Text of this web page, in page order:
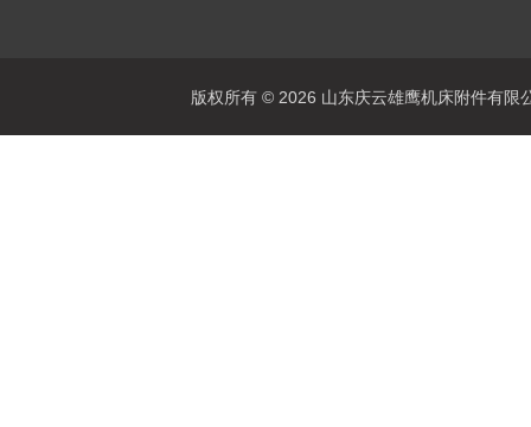
版权所有 © 2026 山东庆云雄鹰机床附件有